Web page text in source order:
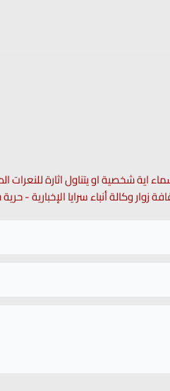
اية شخصية او يتناول اثارة للنعرات
زوار وكالة أنباء سرايا الإخبارية -